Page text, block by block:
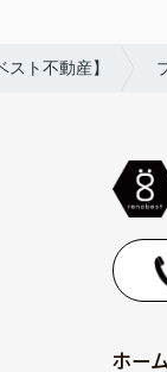
ト不動産】
ホーム